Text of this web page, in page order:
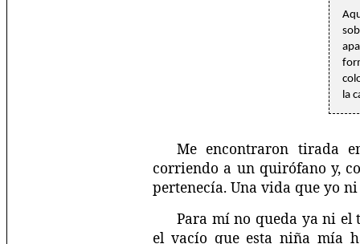
la
Me encontraron tirada
corriendo a un quirófano y,
pertenecía. Una vida que yo
Para mí no queda ya ni el
el vacío que esta niña mía